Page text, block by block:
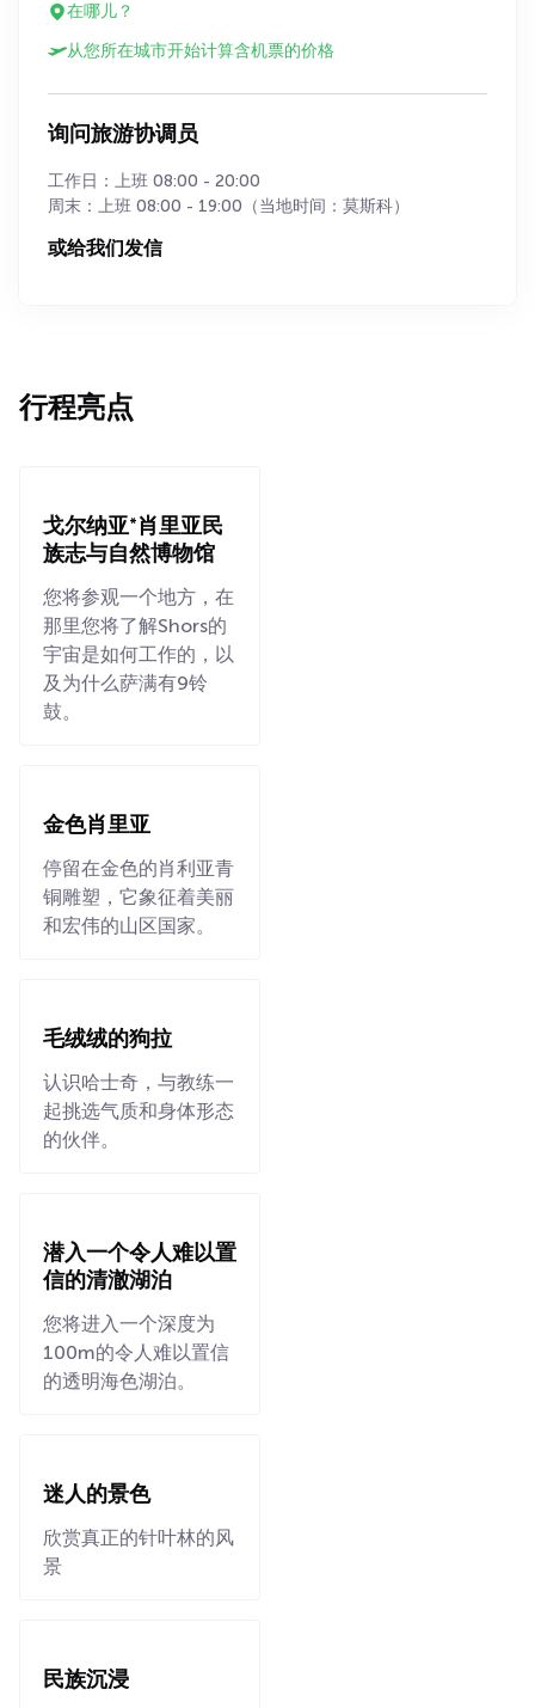
在哪儿？
从您所在城市开始计算含机票的价格
询问旅游协调员
工作日：上班 08:00 - 20:00
周末：上班 08:00 - 19:00（当地时间：莫斯科）
或给我们发信
行程亮点
戈尔纳亚*肖里亚民
族志与自然博物馆
您将参观一个地方，在
那里您将了解Shors的
宇宙是如何工作的，以
及为什么萨满有9铃
鼓。
金色肖里亚
停留在金色的肖利亚青
铜雕塑，它象征着美丽
和宏伟的山区国家。
毛绒绒的狗拉
认识哈士奇，与教练一
起挑选气质和身体形态
的伙伴。
潜入一个令人难以置
信的清澈湖泊
您将进入一个深度为
100m的令人难以置信
的透明海色湖泊。
迷人的景色
欣赏真正的针叶林的风
景
民族沉浸